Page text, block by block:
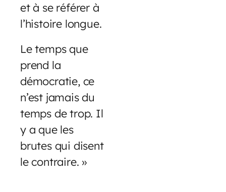
et à se référer à
l’histoire longue.
Le temps que
prend la
démocratie, ce
n’est jamais du
temps de trop. Il
y a que les
brutes qui disent
le contraire. »